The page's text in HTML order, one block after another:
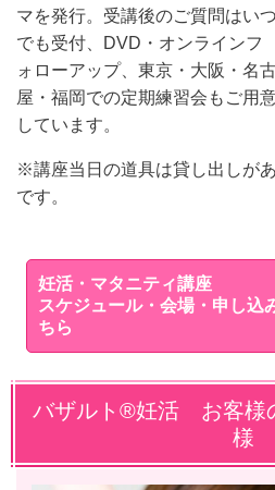
マを発行。受講後のご質問はいつ
でも受付、DVD・オンラインフ
ォローアップ、東京・大阪・名
屋・福岡での定期練習会もご用
しています。
※講座当日の道具は貸し出しが
です。
妊活・マタニティ講座
スケジュール・会場・申し込
ちら
バザルト®妊活 お客様
様